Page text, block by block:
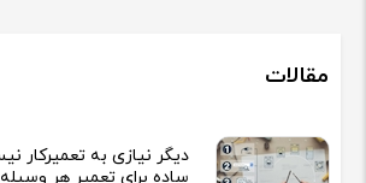
مقالات
ساده برای تعمیر هر